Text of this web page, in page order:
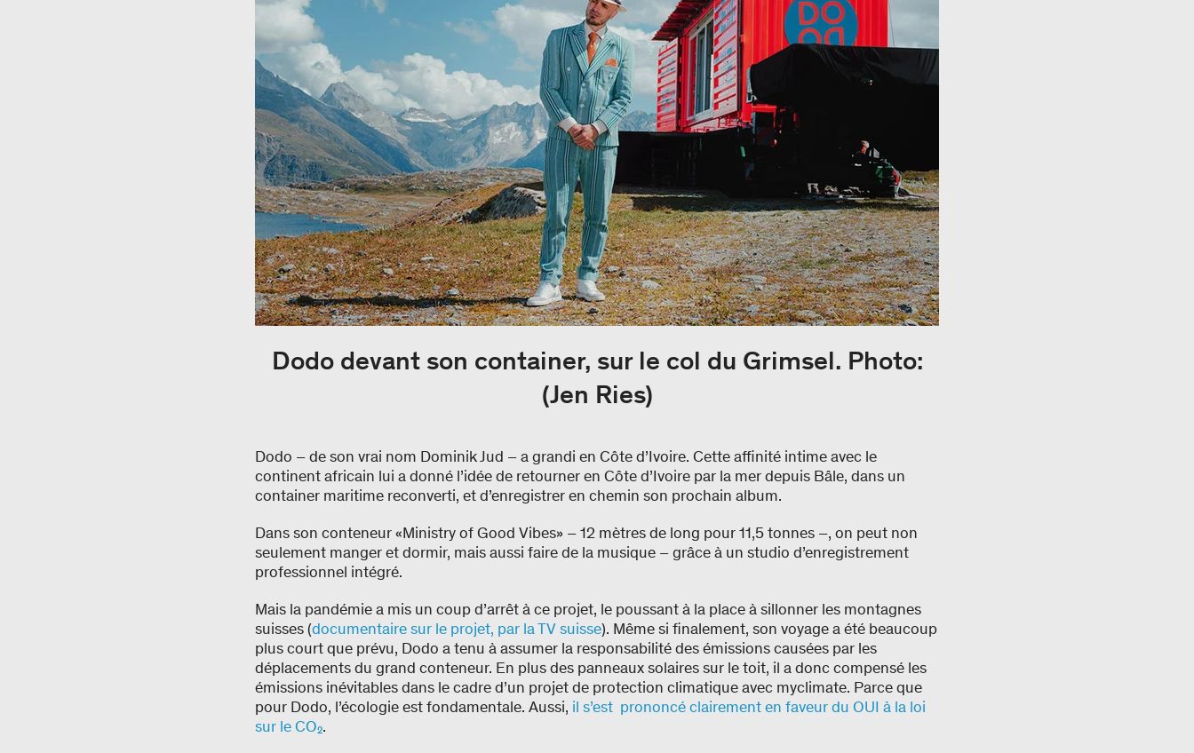
Dodo devant son container, sur le col du Grimsel. Photo:
(Jen Ries)
Dodo – de son vrai nom Dominik Jud – a grandi en Côte d’Ivoire. Cette affinité intime avec le
continent africain lui a donné l’idée de retourner en Côte d’Ivoire par la mer depuis Bâle, dans un
container maritime reconverti, et d’enregistrer en chemin son prochain album.
Dans son conteneur «Ministry of Good Vibes» – 12 mètres de long pour 11,5 tonnes –, on peut non
seulement manger et dormir, mais aussi faire de la musique – grâce à un studio d’enregistrement
professionnel intégré.
Mais la pandémie a mis un coup d’arrêt à ce projet, le poussant à la place à sillonner les montagnes
suisses (documentaire sur le projet, par la TV suisse). Même si finalement, son voyage a été beaucoup
plus court que prévu, Dodo a tenu à assumer la responsabilité des émissions causées par les
déplacements du grand conteneur. En plus des panneaux solaires sur le toit, il a donc compensé les
émissions inévitables dans le cadre d’un projet de protection climatique avec myclimate. Parce que
pour Dodo, l’écologie est fondamentale. Aussi, il s’est prononcé clairement en faveur du OUI à la loi
sur le CO₂.